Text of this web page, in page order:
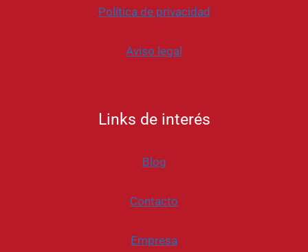
Política de privacidad
Aviso legal
Links de interés
Blog
Contacto
Empresa